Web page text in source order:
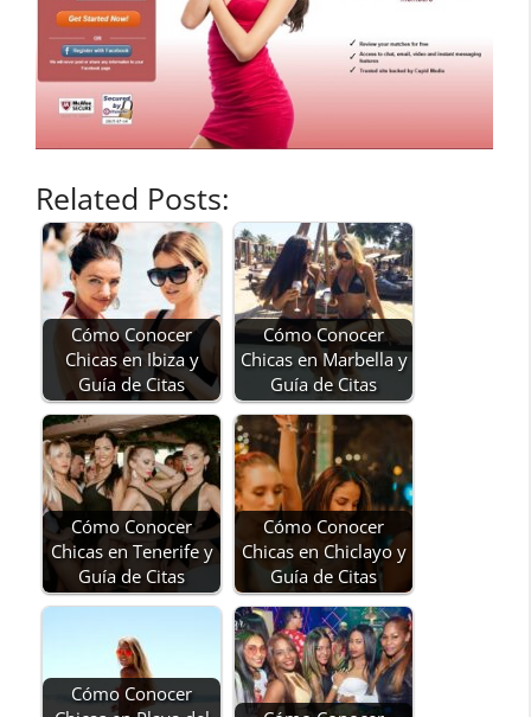
Related Posts:
Cómo Conocer
Chicas en Ibiza y
Guía de Citas
Cómo Conocer
Chicas en Marbella y
Guía de Citas
Cómo Conocer
Chicas en Tenerife y
Guía de Citas
Cómo Conocer
Chicas en Chiclayo y
Guía de Citas
Cómo Conocer